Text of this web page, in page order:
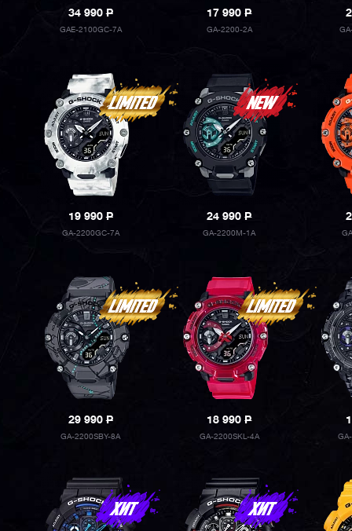
34 990P
GAE-2100GC-7A
17 990P
GA-2200-2A
19 990P
GA-2200GC-7A
24 990P
GA-2200M-1A
29 990P
GA-2200SBY-8A
18 990P
GA-2200SKL-4A